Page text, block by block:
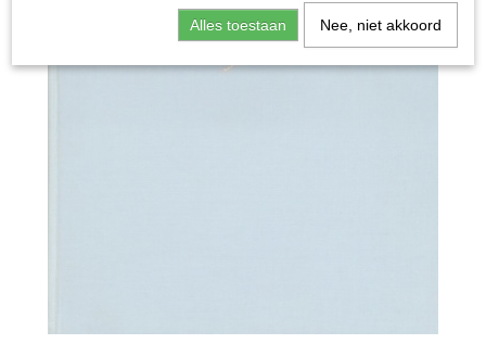
Alles toestaan Nee, niet akkoord